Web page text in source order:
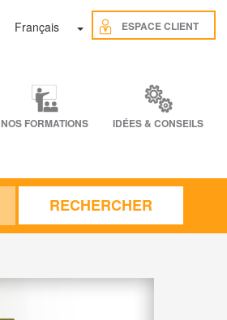
Français Toggle Dropdown
ESPACE CLIENT
NOS FORMATIONS IDÉES & CONSEILS
RECHERCHER